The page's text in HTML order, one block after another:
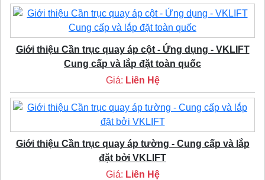
Giới thiệu Cần trục quay áp cột - Ứng dụng - VKLIFT
Cung cấp và lắp đặt toàn quốc
Giá: Liên Hệ
Giới thiệu Cần trục quay áp tường - Cung cấp và lắp
đặt bởi VKLIFT
Giá: Liên Hệ